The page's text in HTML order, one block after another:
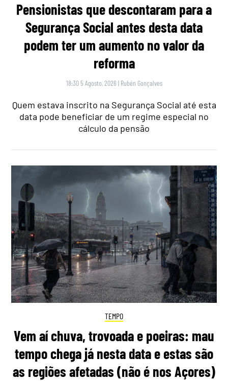
Pensionistas que descontaram para a
Segurança Social antes desta data
podem ter um aumento no valor da
reforma
18:30 5 Agosto, 2026 | Rubén Gonçalves
Quem estava inscrito na Segurança Social até esta
data pode beneficiar de um regime especial no
cálculo da pensão
TEMPO
Vem aí chuva, trovoada e poeiras: mau
tempo chega já nesta data e estas são
as regiões afetadas (não é nos Açores)